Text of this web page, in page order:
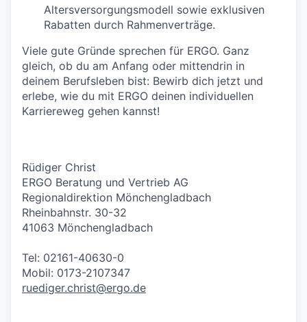
Altersversorgungsmodell sowie exklusiven
Rabatten durch Rahmenverträge.
Viele gute Gründe sprechen für ERGO. Ganz
gleich, ob du am Anfang oder mittendrin in
deinem Berufsleben bist: Bewirb dich jetzt und
erlebe, wie du mit ERGO deinen individuellen
Karriereweg gehen kannst!
Rüdiger Christ
ERGO Beratung und Vertrieb AG
Regionaldirektion Mönchengladbach
Rheinbahnstr. 30-32
41063 Mönchengladbach
Tel: 02161-40630-0
Mobil: 0173-2107347
ruediger.christ@ergo.de